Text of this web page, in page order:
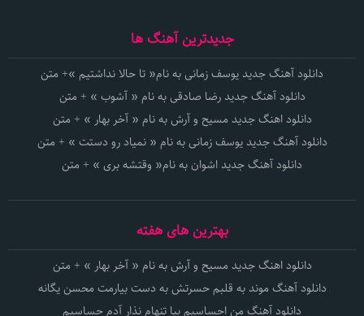
جدیدترین آهنگ ها
دانلود آهنگ جدید یوسف زمانی به نام« تا حالا نداشتیم »+ متن
دانلود آهنگ جدید رضا صادقی به نام « آشوب » + متن
دانلود اهنگ جدید مسیح و آرش به نام « آخر بهار » + متن
دانلود آهنگ جدید یوسف زمانی به نام « نمیاد رو دستت » + متن
دانلود آهنگ جدید اشوان به نام« وقتشه بری » + متن
بهترین های هفته
دانلود اهنگ جدید مسیح و آرش به نام « آخر بهار » + متن
دانلود آهنگ موند به قلبم حسرتش به دست بیارمت محسن یگانه
دانلود آهنگ من احساسیم بیا تنهام نذار آدم حساسیم